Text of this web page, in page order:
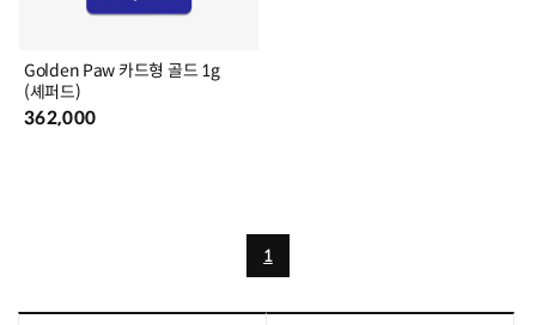
Golden Paw 카드형 골드 1g
(셰퍼드)
362,000
1